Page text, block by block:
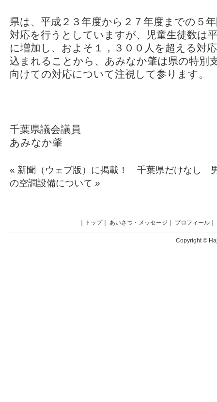
県は、平成２３年度から２７年度までの５
対応を行うとしていますが、児童生徒数は
に増加し、およそ１，３００人を超える対
込まれることから、あみなか肇は県の特別
向けての対応について注視して参ります。
千葉県議会議員
あみなか肇
« 新聞（ウェブ版）に掲載！ 千葉県だけなし
の空調設備について »
トップ｜ あいさつ・メッセージ プロフィール
Copyright ©